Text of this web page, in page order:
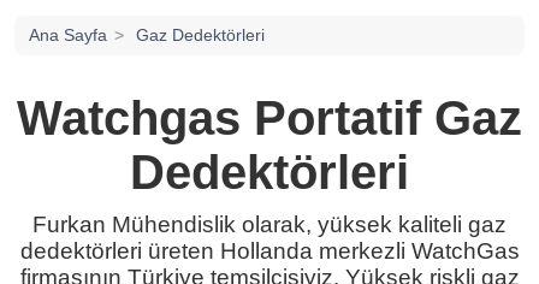
Ana Sayfa > Gaz Dedektörleri
Watchgas Portatif Gaz
Dedektörleri
Furkan Mühendislik olarak, yüksek kaliteli gaz
dedektörleri üreten Hollanda merkezli WatchGas
firmasının Türkiye temsilcisiyiz. Yüksek riskli gaz